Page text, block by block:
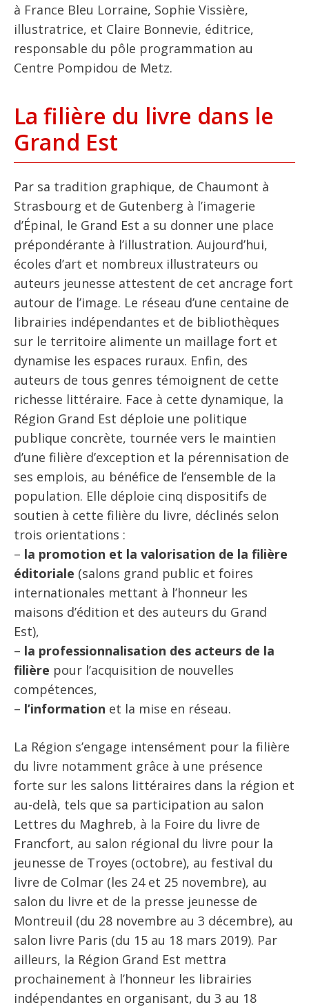
à France Bleu Lorraine, Sophie Vissière,
illustratrice, et Claire Bonnevie, éditrice,
responsable du pôle programmation au
Centre Pompidou de Metz.
La filière du livre dans le
Grand Est
Par sa tradition graphique, de Chaumont à
Strasbourg et de Gutenberg à l’imagerie
d’Épinal, le Grand Est a su donner une place
prépondérante à l’illustration. Aujourd’hui,
écoles d’art et nombreux illustrateurs ou
auteurs jeunesse attestent de cet ancrage fort
autour de l’image. Le réseau d’une centaine de
librairies indépendantes et de bibliothèques
sur le territoire alimente un maillage fort et
dynamise les espaces ruraux. Enfin, des
auteurs de tous genres témoignent de cette
richesse littéraire. Face à cette dynamique, la
Région Grand Est déploie une politique
publique concrète, tournée vers le maintien
d’une filière d’exception et la pérennisation de
ses emplois, au bénéfice de l’ensemble de la
population. Elle déploie cinq dispositifs de
soutien à cette filière du livre, déclinés selon
trois orientations :
– la promotion et la valorisation de la filière
éditoriale (salons grand public et foires
internationales mettant à l’honneur les
maisons d’édition et des auteurs du Grand
Est),
– la professionnalisation des acteurs de la
filière pour l’acquisition de nouvelles
compétences,
– l’information et la mise en réseau.
La Région s’engage intensément pour la filière
du livre notamment grâce à une présence
forte sur les salons littéraires dans la région et
au-delà, tels que sa participation au salon
Lettres du Maghreb, à la Foire du livre de
Francfort, au salon régional du livre pour la
jeunesse de Troyes (octobre), au festival du
livre de Colmar (les 24 et 25 novembre), au
salon du livre et de la presse jeunesse de
Montreuil (du 28 novembre au 3 décembre), au
salon livre Paris (du 15 au 18 mars 2019). Par
ailleurs, la Région Grand Est mettra
prochainement à l’honneur les librairies
indépendantes en organisant, du 3 au 18